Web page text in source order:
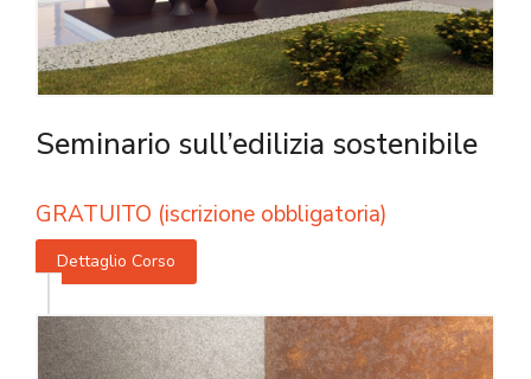
Seminario sull’edilizia sostenibile
GRATUITO (iscrizione obbligatoria)
Dettaglio Corso